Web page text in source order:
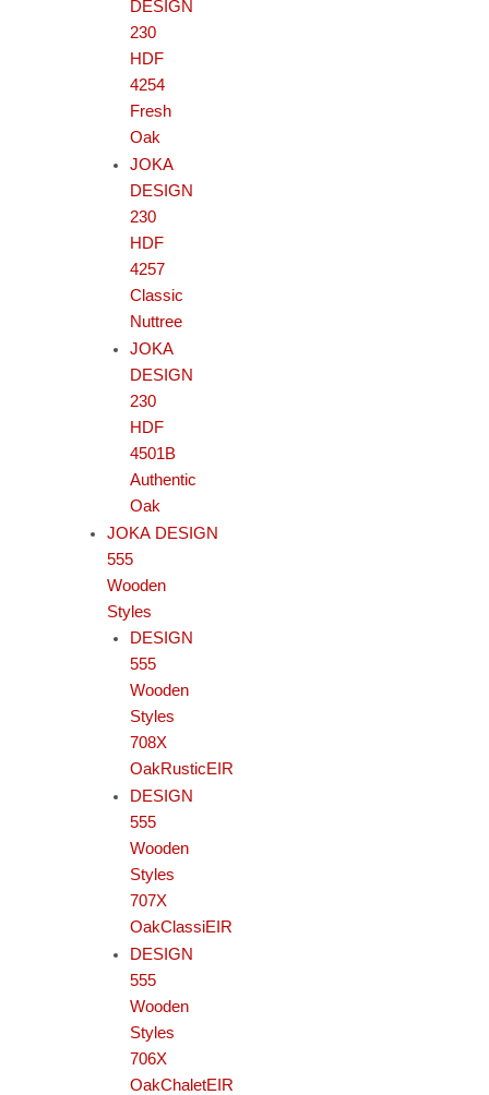
DESIGN
230
HDF
4254
Fresh
Oak
JOKA
DESIGN
230
HDF
4257
Classic
Nuttree
JOKA
DESIGN
230
HDF
4501B
Authentic
Oak
JOKA DESIGN
555
Wooden
Styles
DESIGN
555
Wooden
Styles
708X
OakRusticEIR
DESIGN
555
Wooden
Styles
707X
OakClassiEIR
DESIGN
555
Wooden
Styles
706X
OakChaletEIR